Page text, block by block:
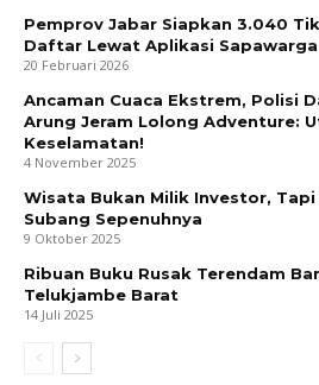
Pemprov Jabar Siapkan 3.040
Daftar Lewat Aplikasi Sapawarga
20 Februari 2026
Ancaman Cuaca Ekstrem, Polisi
Arung Jeram Lolong Adventure:
Keselamatan!
4 November 2025
Wisata Bukan Milik Investor,
Subang Sepenuhnya
9 Oktober 2025
Ribuan Buku Rusak Terendam
Telukjambe Barat
14 Juli 2025